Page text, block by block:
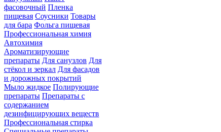
фасовочный Пленка
пищевая Соусники Товары
для бара Фольга пищевая
Профессиональная химия
Автохимия
Ароматизирующие
препараты Для санузлов Для
стёкол и зеркал Для фасадов
и дорожных покрытий
Мыло жидкое Полирующие
препараты Препараты с
содержанием
дезинфицирующих веществ
Профессиональная стирка